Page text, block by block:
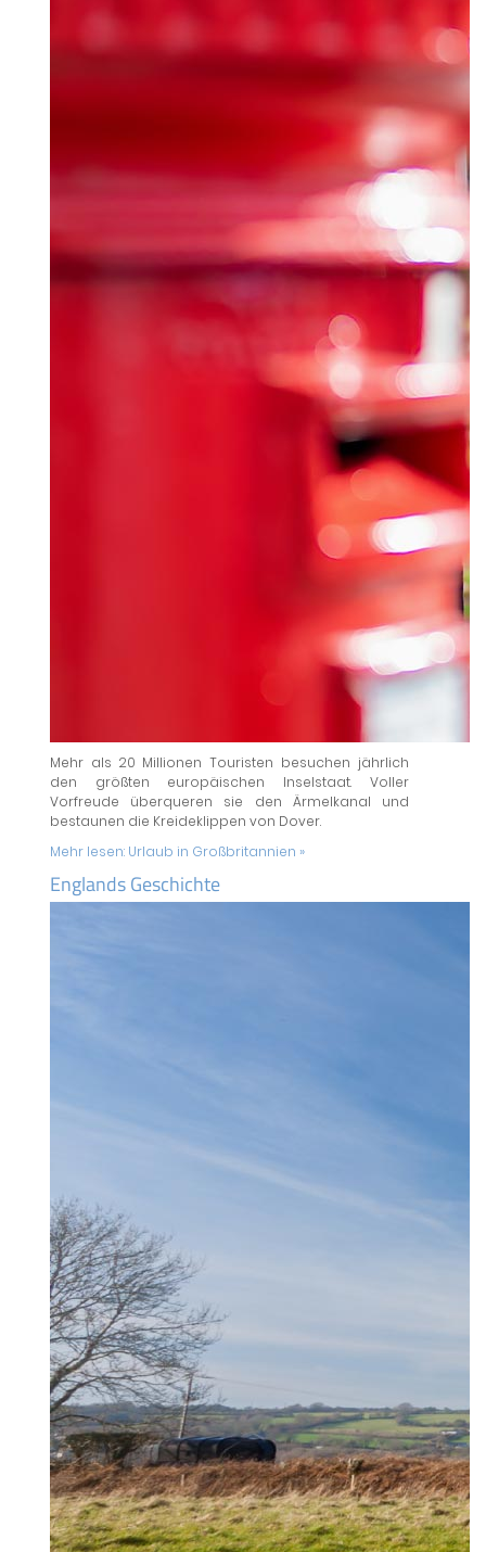
Mehr als 20 Millionen Touristen besuchen jährlich
den größten europäischen Inselstaat. Voller
Vorfreude überqueren sie den Ärmelkanal und
bestaunen die Kreideklippen von Dover.
Mehr lesen: Urlaub in Großbritannien »
Englands Geschichte